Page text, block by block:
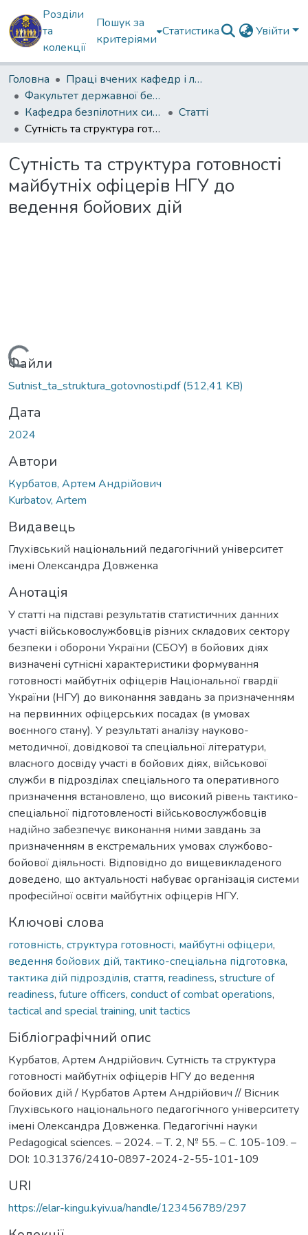
Розділи
та
колекції
Пошук за
критеріями
Статистика Увійти
Головна
Праці вчених кафедр і лабораторій
Факультет державної безпеки
Кафедра безпілотних систем та радіоелектронної боротьби(КБпС та РЕБ)
Статті
Сутність та структура готовності майбутніх офіцерів НГУ до ведення бойових дій
Сутність та структура готовності
майбутніх офіцерів НГУ до
ведення бойових дій
Вантажиться...
Файли
Sutnist_ta_struktura_gotovnosti.pdf(512,41 KB)
Дата
2024
Автори
Курбатов, Артем Андрійович
Kurbatov, Artem
Видавець
Глухівський національний педагогічний університет
імені Олександра Довженка
Анотація
У статті на підставі результатів статистичних данних
участі військовослужбовців різних складових сектору
безпеки і оборони України (СБОУ) в бойових діях
визначені сутнісні характеристики формування
готовності майбутніх офіцерів Національної гвардії
України (НГУ) до виконання завдань за призначенням
на первинних офіцерських посадах (в умовах
воєнного стану). У результаті аналізу науково-
методичної, довідкової та спеціальної літератури,
власного досвіду участі в бойових діях, військової
служби в підрозділах спеціального та оперативного
призначення встановлено, що високий рівень тактико-
спеціальної підготовленості військовослужбовців
надійно забезпечує виконання ними завдань за
призначенням в екстремальних умовах службово-
бойової діяльності. Відповідно до вищевикладеного
доведено, що актуальності набуває організація системи
професійної освіти майбутніх офіцерів НГУ.
Ключові слова
готовність, структура готовності, майбутні офіцери,
ведення бойових дій, тактико-спеціальна підготовка,
тактика дій підрозділів, стаття, readiness, structure of
readiness, future officers, conduct of combat operations,
tactical and special training, unit tactics
Бібліографічний опис
Курбатов, Артем Андрійович. Сутність та структура
готовності майбутніх офіцерів НГУ до ведення
бойових дій / Курбатов Артем Андрійович // Вісник
Глухівського національного педагогічного університету
імені Олександра Довженка. Педагогічні науки
Pedagogical sciences. – 2024. – Т. 2, № 55. – С. 105-109. –
DOI: 10.31376/2410-0897-2024-2-55-101-109
URI
https://elar-kingu.kyiv.ua/handle/123456789/297